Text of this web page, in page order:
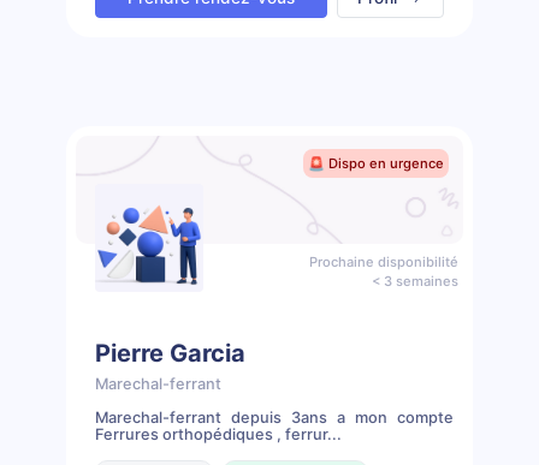
🚨 Dispo en urgence
Prochaine disponibilité
< 3 semaines
Pierre Garcia
Marechal-ferrant
Marechal-ferrant depuis 3ans a mon compte
Ferrures orthopédiques , ferrur...